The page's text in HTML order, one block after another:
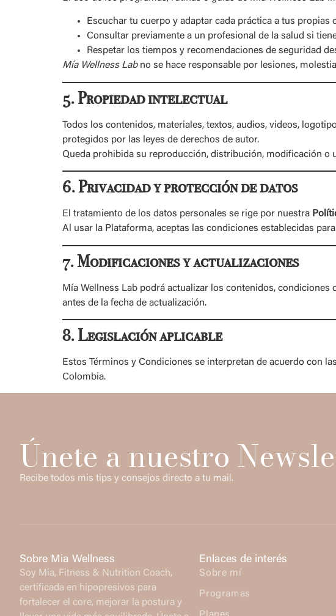
Escuchar tu cuerpo y adaptar cada práctica a tus propias
Consultar previamente a un profesional de la salud si
Respetar los tiempos y recomendaciones de seguridad
Mía Wellness Labno se hace responsable por lesiones,
5. Propiedad intelectual
Todos los contenidos, materiales, textos, audios, videos,
protegidos por las leyes de derechos de autor.
Queda prohibida su reproducción, distribución, modificación o
6. Privacidad y protección de datos
El tratamiento de los datos personales se rige por nuestra
Al usar la Plataforma, aceptas las condiciones establecidas
7. Modificaciones y actualizaciones
Mía Wellness Lab podrá actualizar los contenidos,
antes de la fecha de actualización.
8. Legislación aplicable
Estos Términos y Condiciones se interpretan de acuerdo con
Colombia.
Únete a nuestro
Recibe todos mis tips y consejos directo a tu mail.
Sobre Mia Wellness
Soy Mia, Fitness & Nutrition Coach,
certificada en hipopresivos para
fortalecer el core, mejorar la postura y
Enlaces de interés
Sobre mí
Programas